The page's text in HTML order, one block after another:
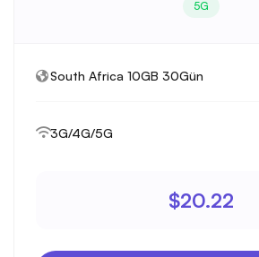
5G
South Africa 10GB 30Gün
3G/4G/5G
$20.22